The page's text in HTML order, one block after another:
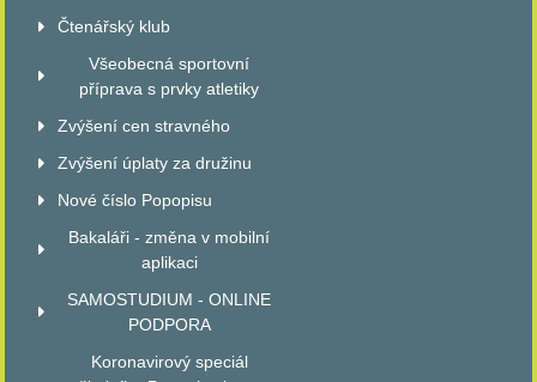
Čtenářský klub
Všeobecná sportovní
příprava s prvky atletiky
Zvýšení cen stravného
Zvýšení úplaty za družinu
Nové číslo Popopisu
Bakaláři - změna v mobilní
aplikaci
SAMOSTUDIUM - ONLINE
PODPORA
Koronavirový speciál